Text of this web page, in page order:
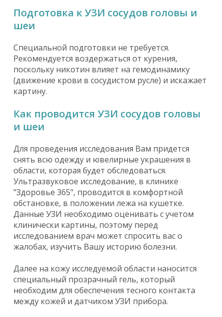
Подготовка к УЗИ сосудов головы и
шеи
Специальной подготовки не требуется.
Рекомендуется воздержаться от курения,
поскольку никотин влияет на гемодинамику
(движение крови в сосудистом русле) и искажает
картину.
Как проводится УЗИ сосудов головы
и шеи
Для проведения исследования Вам придется
снять всю одежду и ювелирные украшения в
области, которая будет обследоваться.
Ультразвуковое исследование, в клинике
"Здоровье 365", проводится в комфортной
обстановке, в положении лежа на кушетке.
Данные УЗИ необходимо оценивать с учетом
клинически картины, поэтому перед
исследованием врач может спросить вас о
жалобах, изучить Вашу историю болезни.
Далее на кожу исследуемой области наносится
специальный прозрачный гель, который
необходим для обеспечения тесного контакта
между кожей и датчиком УЗИ прибора.